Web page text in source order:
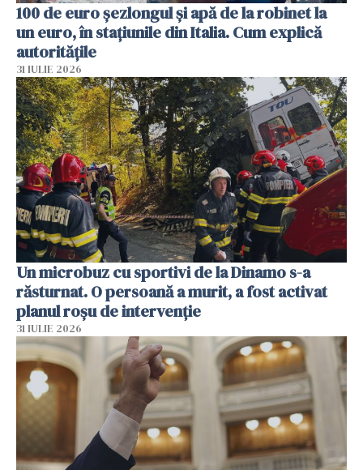
100 de euro șezlongul și apă de la robinet la
un euro, în stațiunile din Italia. Cum explică
autoritățile
31 IULIE 2026
Un microbuz cu sportivi de la Dinamo s-a
răsturnat. O persoană a murit, a fost activat
planul roșu de intervenție
31 IULIE 2026